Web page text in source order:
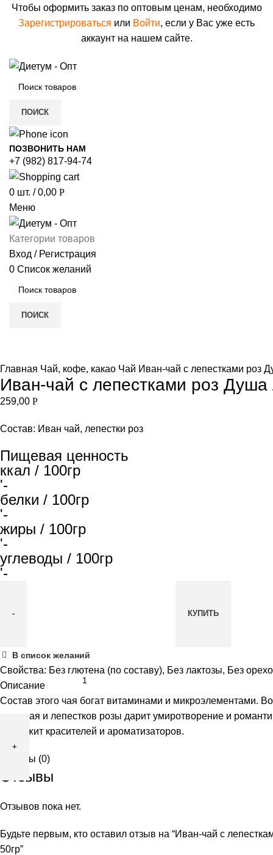
Чтобы оформить заказ по оптовым ценам, необходимо
Зарегистрироваться или Войти, если у Вас уже есть
аккаунт на нашем сайте.
ПОИСК
ПОЗВОНИТЬ НАМ
+7 (982) 817-94-74
0 шт. / 0,00 Р
Меню
Категории товаров
Вход / Регистрация
0 Список желаний
ПОИСК
Главная Чай, кофе, какао Чай Иван-чай с лепестками роз
Иван-чай с лепестками роз Душа
259,00 Р
Состав: Иван чай, лепестки роз
Пищевая ценность
ккал / 100гр
'-
белки / 100гр
'-
жиры / 100гр
'-
углеводы / 100гр
'-
Количество
товара
Иван-
чай
лепестками
роз
КУПИТЬ
В список желаний
Свойства: Без глютена (по составу), Без лактозы, Без
Описание
Состав этого чая богат витаминами и микроэлементами.
иван чая и лепестков розы дарит умиротворение и
содержит красителей и ароматизаторов.
Отзывы (0)
Отзывы
Отзывов пока нет.
Будьте первым, кто оставил отзыв на “Иван-чай с
50гр”